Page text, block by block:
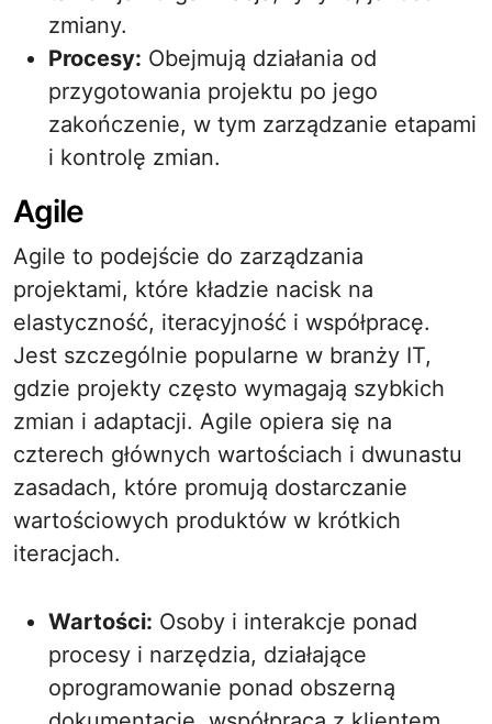
zmiany.
Procesy: Obejmują działania od
przygotowania projektu po jego
zakończenie, w tym zarządzanie etapami
i kontrolę zmian.
Agile
Agile to podejście do zarządzania
projektami, które kładzie nacisk na
elastyczność, iteracyjność i współpracę.
Jest szczególnie popularne w branży IT,
gdzie projekty często wymagają szybkich
zmian i adaptacji. Agile opiera się na
czterech głównych wartościach i dwunastu
zasadach, które promują dostarczanie
wartościowych produktów w krótkich
iteracjach.
Wartości: Osoby i interakcje ponad
procesy i narzędzia, działające
oprogramowanie ponad obszerną